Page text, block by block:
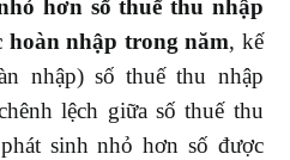
hơn số thuế thu nhập
nhập trong năm, kế
nhập) số thuế thu nhập
lệch giữa số thuế thu
sinh nhỏ hơn số được